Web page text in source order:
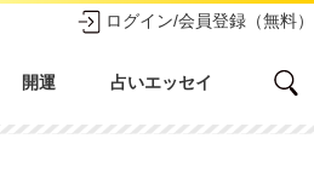
ログイン/会員登録（無料）
開運 占いエッセイ